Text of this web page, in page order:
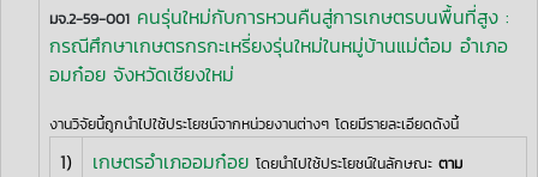
มจ.2-59-001 คนรุ่นใหม่กับการหวนคืนสู่การเกษตรบนพื้นที่สูง :
กรณีศึกษาเกษตรกรกะเหรี่ยงรุ่นใหม่ในหมู่บ้านแม่ต๋อม อำเภอ
อมก๋อย จังหวัดเชียงใหม่
งานวิจัยนี้ถูกนำไปใช้ประโยชน์จากหน่วยงานต่างๆ โดยมีรายละเอียดดังนี้
1) เกษตรอำเภออมก๋อย โดยนำไปใช้ประโยชน์ในลักษณะ ตาม